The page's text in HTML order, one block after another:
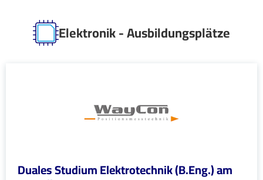
Elektronik - Ausbildungsplätze
Duales Studium Elektrotechnik (B.Eng.) am